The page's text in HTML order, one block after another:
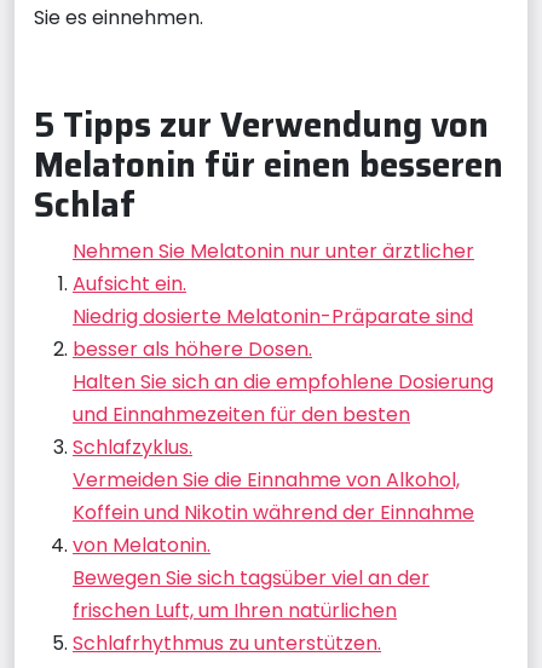
Sie es einnehmen.
5 Tipps zur Verwendung von
Melatonin für einen besseren
Schlaf
Nehmen Sie Melatonin nur unter ärztlicher
Aufsicht ein.
Niedrig dosierte Melatonin-Präparate sind
besser als höhere Dosen.
Halten Sie sich an die empfohlene Dosierung
und Einnahmezeiten für den besten
Schlafzyklus.
Vermeiden Sie die Einnahme von Alkohol,
Koffein und Nikotin während der Einnahme
von Melatonin.
Bewegen Sie sich tagsüber viel an der
frischen Luft, um Ihren natürlichen
Schlafrhythmus zu unterstützen.